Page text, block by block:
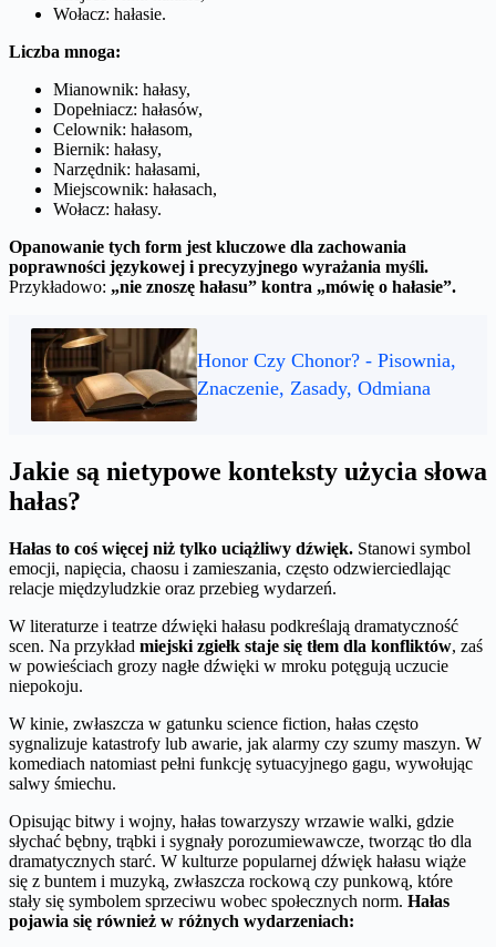
Wołacz: hałasie.
Liczba mnoga:
Mianownik: hałasy,
Dopełniacz: hałasów,
Celownik: hałasom,
Biernik: hałasy,
Narzędnik: hałasami,
Miejscownik: hałasach,
Wołacz: hałasy.
Opanowanie tych form jest kluczowe dla zachowania
poprawności językowej i precyzyjnego wyrażania myśli.
Przykładowo: „nie znoszę hałasu” kontra „mówię o hałasie”.
Honor Czy Chonor? - Pisownia,
Znaczenie, Zasady, Odmiana
Jakie są nietypowe konteksty użycia słowa
hałas?
Hałas to coś więcej niż tylko uciążliwy dźwięk. Stanowi symbol
emocji, napięcia, chaosu i zamieszania, często odzwierciedlając
relacje międzyludzkie oraz przebieg wydarzeń.
W literaturze i teatrze dźwięki hałasu podkreślają dramatyczność
scen. Na przykład miejski zgiełk staje się tłem dla konfliktów, zaś
w powieściach grozy nagłe dźwięki w mroku potęgują uczucie
niepokoju.
W kinie, zwłaszcza w gatunku science fiction, hałas często
sygnalizuje katastrofy lub awarie, jak alarmy czy szumy maszyn. W
komediach natomiast pełni funkcję sytuacyjnego gagu, wywołując
salwy śmiechu.
Opisując bitwy i wojny, hałas towarzyszy wrzawie walki, gdzie
słychać bębny, trąbki i sygnały porozumiewawcze, tworząc tło dla
dramatycznych starć. W kulturze popularnej dźwięk hałasu wiąże
się z buntem i muzyką, zwłaszcza rockową czy punkową, które
stały się symbolem sprzeciwu wobec społecznych norm. Hałas
pojawia się również w różnych wydarzeniach: